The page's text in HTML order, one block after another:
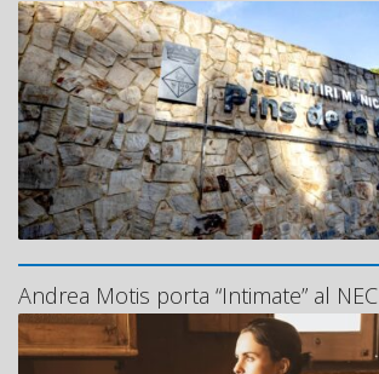
Andrea Motis porta “Intimate” al NEC